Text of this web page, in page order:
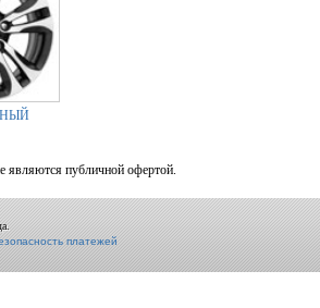
являются публичной офертой.
платежей